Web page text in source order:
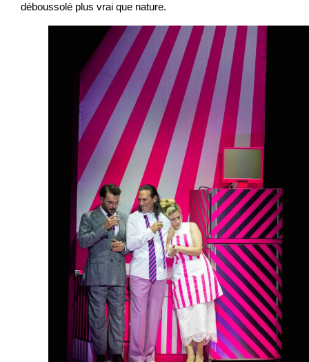
déboussolé plus vrai que nature.